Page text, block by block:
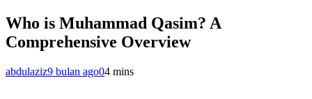
Who is Muhammad Qasim? A
Comprehensive Overview
abdulaziz9 bulan ago04 mins